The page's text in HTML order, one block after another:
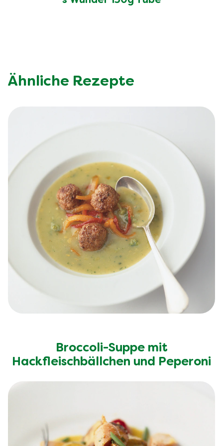
Ähnliche Rezepte
Broccoli-Suppe mit
Hackfleischbällchen und Peperoni